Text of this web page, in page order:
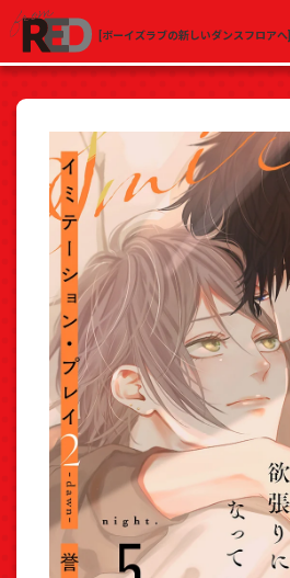
[ボーイズラブの新しいダンスフロアへ]